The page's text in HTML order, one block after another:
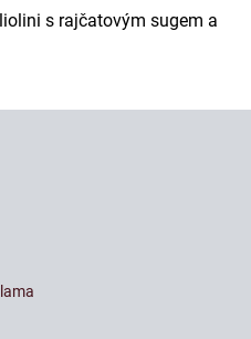
s rajčatovým sugem a